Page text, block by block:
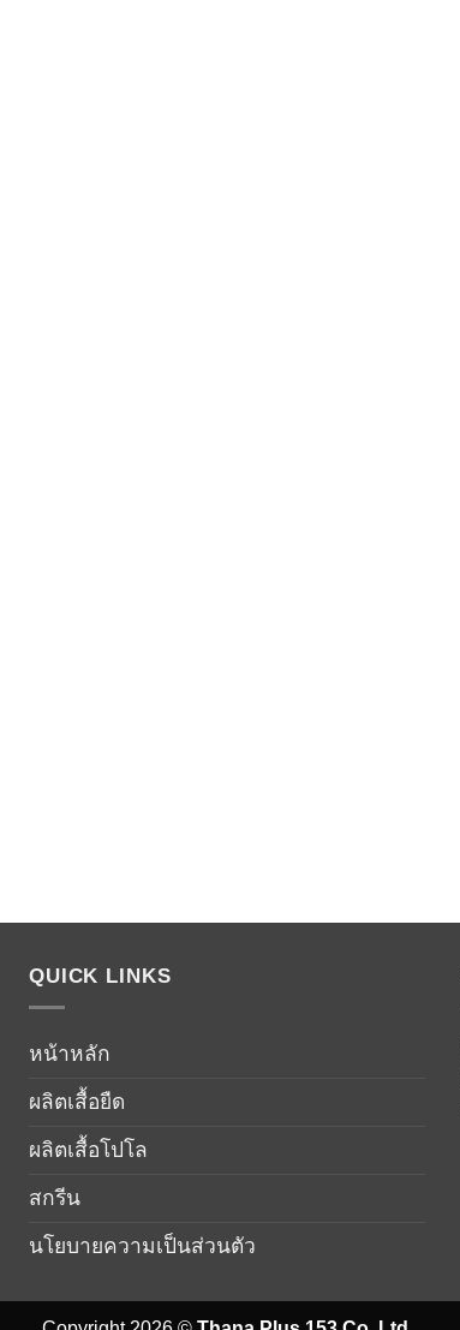
QUICK LINKS
หน้าหลัก
ผลิตเสื้อยืด
ผลิตเสื้อโปโล
สกรีน
นโยบายความเป็นส่วนตัว